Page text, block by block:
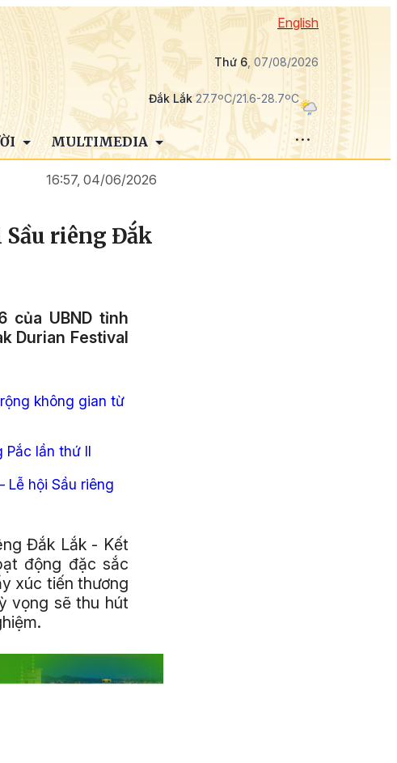
English
Thứ 6, 07/08/2026
Đắk Lắk27.7ºC/21.6-28.7ºC
MULTIMEDIA
16:57, 04/06/2026
Sầu riêng Đắk
của UBND tỉnh
Durian Festival
không gian từ
Pắc lần thứ II
Lễ hội Sầu riêng
Đắk Lắk - Kết
động đặc sắc
xúc tiến thương
vọng sẽ thu hút